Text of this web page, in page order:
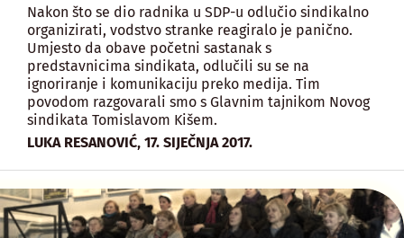
Nakon što se dio radnika u SDP-u odlučio sindikalno
organizirati, vodstvo stranke reagiralo je panično.
Umjesto da obave početni sastanak s
predstavnicima sindikata, odlučili su se na
ignoriranje i komunikaciju preko medija. Tim
povodom razgovarali smo s Glavnim tajnikom Novog
sindikata Tomislavom Kišem.
LUKA RESANOVIĆ, 17. SIJEČNJA 2017.